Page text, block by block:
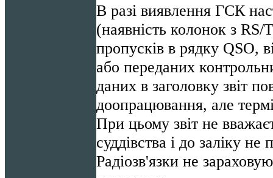
В разі виявлення ГСК
(наявність колонок з RS/
пропусків в рядку QSO,
або переданих
даних в заголовку звіт
доопрацювання, але
При цьому звіт не
суддівства і до заліку не
Радіозв'язки не